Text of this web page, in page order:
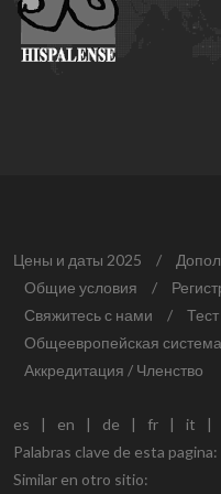
Цены и даты 2025 /
Общие условия
/
Свяжитесь с нами
/
Общеевропейская система
Аккредитация / Членство
es | en | de | fr | it |
Palabras clave de esta pagina:
Similar en otro sitio: